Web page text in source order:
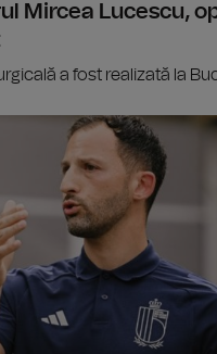
Mircea Lucescu,
a fost realizată la